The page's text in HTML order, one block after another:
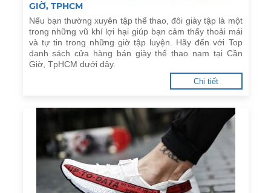
GIỜ, TPHCM
Nếu bạn thường xuyên tập thể thao, đôi giày tập là một
trong những vũ khí lợi hại giúp bạn cảm thấy thoải mái
và tự tin trong những giờ tập luyện. Hãy đến với Top
danh sách cửa hàng bán giày thể thao nam tại Cần
Giờ, TpHCM dưới đây.
Chi tiết